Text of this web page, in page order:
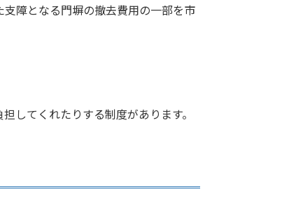
障となる門塀の撤去費用の一部を市
してくれたりする制度があります。